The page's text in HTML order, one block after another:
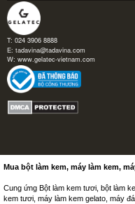
T: 024 3906 8888
E: tadavina@tadavina.com
W: www.gelatec-vietnam.com
Mua bột làm kem, máy làm kem,
Cung ứng Bột làm kem tươi, bột làm
kem tươi, máy làm kem gelato, máy